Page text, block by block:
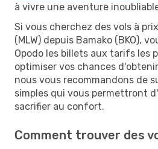
à vivre une aventure
Si vous cherchez des vols à
(MLW) depuis Bamako (BKO),
Opodo les billets aux tarifs les
optimiser vos chances
nous vous recommandons de
simples qui vous permettront
sacrifier au confort.
Comment trouver des